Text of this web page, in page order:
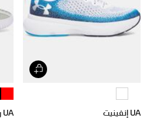
UA إنفينيت UA راين 6